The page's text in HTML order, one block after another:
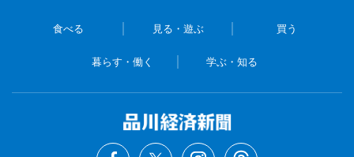
食べる 見る・遊ぶ 買う
暮らす・働く 学ぶ・知る